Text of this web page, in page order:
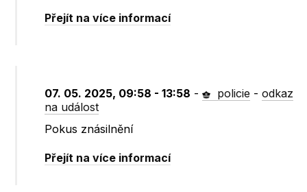
Přejít na více informací
07. 05. 2025, 09:58 - 13:58 - policie -odkaz
na událost
Pokus znásilnění
Přejít na více informací